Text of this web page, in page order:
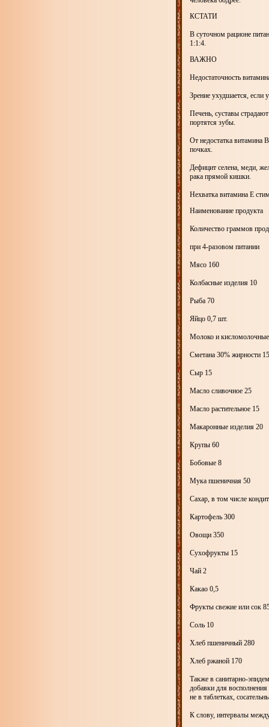
КСТАТИ
В суточном рационе
1:1:4.
ВАЖНО
Недостаточность
Зрение ухудшается, если
Печень, суставы
портятся зубы.
От недостатка витамина
почках.
Дефицит селена, меди,
рака прямой кишки.
Нехватка витамина Е
Наименование продукта
Количество граммов
при 4-разовом питании
Мясо 160
Колбасные изделия 10
Рыба 70
Яйцо 0,7 шт.
Молоко и
Сметана 30% жирности 15
Сыр 15
Масло сливочное 25
Масло растительное 15
Макаронные изделия 20
Крупы 60
Бобовые 8
Мука пшеничная 50
Сахар, в том числе
Картофель 300
Овощи 350
Сухофрукты 15
Чай 2
Какао 0,5
Фрукты свежие или сок
Соль 10
Хлеб пшеничный 280
Хлеб ржаной 170
Также в санитарно-
добавки для
не в таблетках,
К слову, интервалы